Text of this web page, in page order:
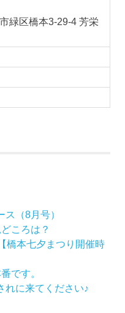
緑区橋本3-29-4 芳栄
（8月号）
ころは？
橋本七夕まつり開催時
です。
れに来てください♪